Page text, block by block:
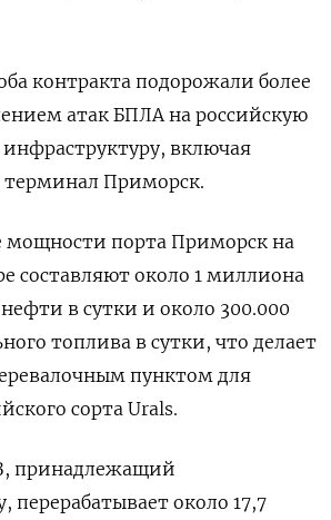
контракта подорожали более
атак БПЛА на российскую
включая
Приморск.
порта Приморск на
составляют около 1 миллиона
в сутки и около 300.000
топлива в сутки, что делает
пунктом для
сорта Urals.
принадлежащий
перерабатывает около 17,7